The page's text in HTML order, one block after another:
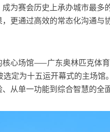
为赛会历史上承办城市最
更通过高效的常态化沟通与
心场馆——广东奥林匹克体
定为十五运开幕式的主场
从单一功能到综合智慧的全